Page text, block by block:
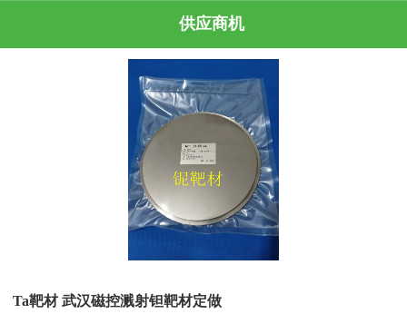
供应商机
Ta靶材 武汉磁控溅射钽靶材定做